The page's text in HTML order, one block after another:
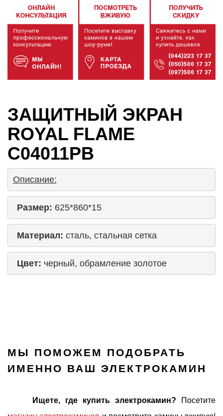
ЗАЩИТНЫЙ ЭКРАН
ROYAL FLAME
C04011PB
Описание:
Размер: 625*860*15
Материал: сталь, стальная сетка
Цвет: черный, обрамление золотое
МЫ ПОМОЖЕМ ПОДОБРАТЬ
ИМЕННО ВАШ ЭЛЕКТРОКАМИН
Ищете, где купить электрокамин? Посетите